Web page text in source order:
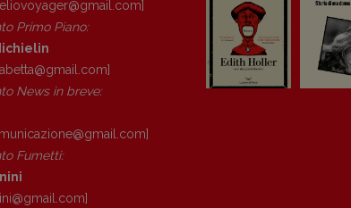
Primo Piano:
News in breve:
com]
Fumetti:
com]